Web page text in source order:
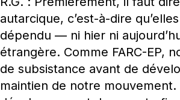
autarcique, c’est-à-dire
dépendu — ni hier ni
étrangère. Comme FARC-EP,
de subsistance avant de
maintien de notre mouvement.